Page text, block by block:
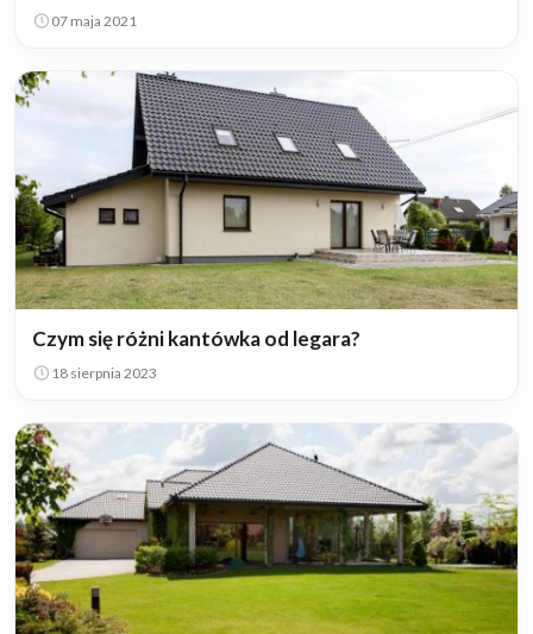
07 maja 2021
Czym się różni kantówka od legara?
18 sierpnia 2023